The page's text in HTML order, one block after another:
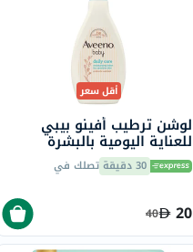
أقل سعر
لوشن ترطيب أفينو بيبي
للعناية اليومية بالبشرة
الحساسة 250 مل
30 دقيقة تصلك في
20
40